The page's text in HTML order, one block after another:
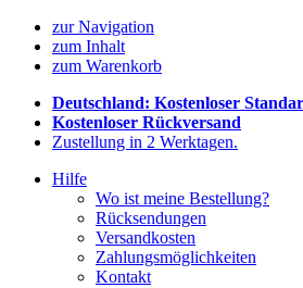
zur Navigation
zum Inhalt
zum Warenkorb
Deutschland: Kostenloser
Kostenloser Rückversand
Zustellung in 2 Werktagen.
Hilfe
Wo ist meine Bestellung?
Rücksendungen
Versandkosten
Zahlungsmöglichkeiten
Kontakt